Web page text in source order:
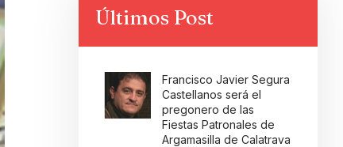
Últimos Post
Francisco Javier Segura
Castellanos será el
pregonero de las
Fiestas Patronales de
Argamasilla de Calatrava